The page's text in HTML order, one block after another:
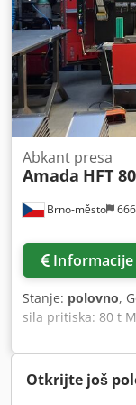
MLAZNICE
Brno-město
Abkant presa
Amada HFT
Informacije
Stanje: polovno,
sila pritiska: 80 t
D Ujfx Agrof Hod:
Otkrijte još